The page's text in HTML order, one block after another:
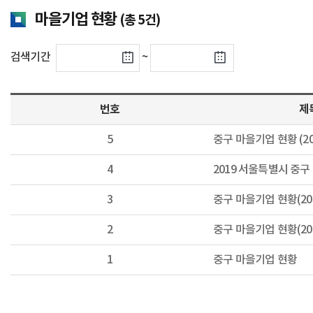
마을기업 현황 (총 5건)
검색기간 ~
번호 제
5 중구 마을기업 현황
4 2019 서울특별시 중
3 중구 마을기업 현황
2 중구 마을기업 현황
1 중구 마을기업 현황